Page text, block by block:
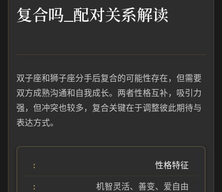
复合吗_配对关系解读
双子座和狮子座分手后复合的可能性存在，但需要
双方成熟沟通和自我成长。两者性格互补，吸引力
强，但冲突也较多，复合关键在于调整彼此期待与
表达方式。
性格特征
机智灵活、善变、爱自由